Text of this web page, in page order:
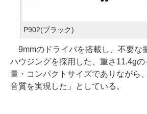
P902(ブラック)
9mmのドライバを搭載し、不要な
ハウジングを採用した、重さ11.4g
量・コンパクトサイズでありながら
音質を実現した」としている。